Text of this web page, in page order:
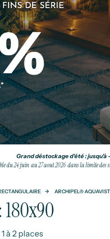
Grand déstockage d'été :
du 24 juin au 27 aout 2026 dans la limite des
ARCHIPEL®
à 2 places